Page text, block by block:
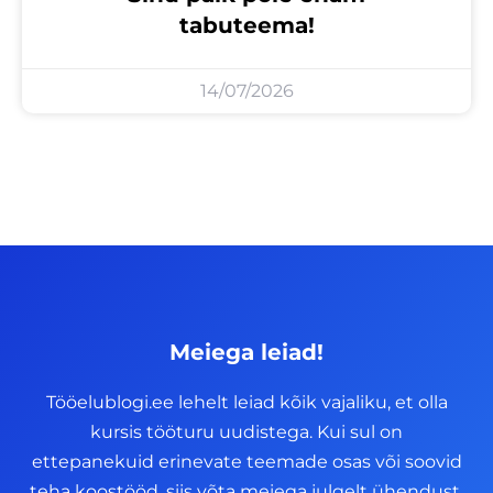
tabuteema!
14/07/2026
Meiega leiad!
Tööelublogi.ee lehelt leiad kõik vajaliku, et olla
kursis tööturu uudistega. Kui sul on
ettepanekuid erinevate teemade osas või soovid